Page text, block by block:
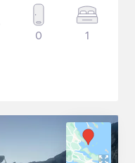
0 1